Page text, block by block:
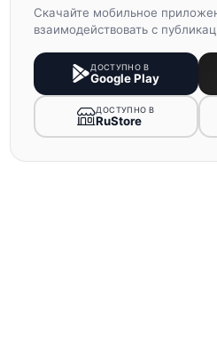
Скачайте мобильное
взаимодействовать с
ДОСТУПНО В
Google Play
ДОСТУПНО В
RuStore